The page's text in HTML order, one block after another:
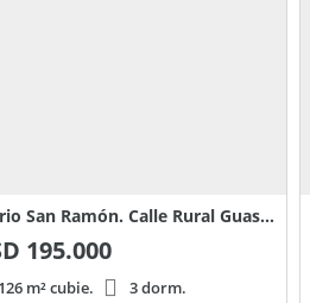
Barrio San Ramón. Calle Rural Guastavino 100, Pilar del Este, Zelaya
195.000
126 m² cubie. 3 dorm.